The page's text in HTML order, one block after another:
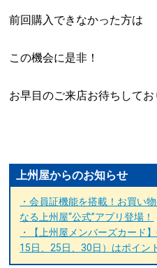
前回購入できなかった方は
この機会に是非！
お早目のご来店お待ちしてお
上州屋からのお知らせ
・会員証機能を搭載！お買い
なる上州屋“公式”アプリ登場！
・【上州屋メンバーズカード
15日、25日、30日）はポイン